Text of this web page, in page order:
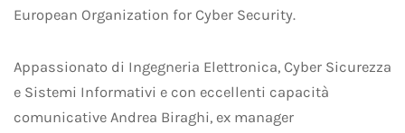
European Organization for Cyber Security.
Appassionato di Ingegneria Elettronica, Cyber Sicurezza
e Sistemi Informativi e con eccellenti capacità
comunicative Andrea Biraghi, ex manager